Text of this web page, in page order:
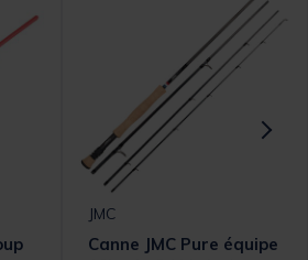
JMC
Canne JMC Pure équipe